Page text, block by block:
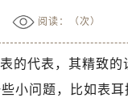
5室（需提前预约
楼8层805室（需提
座13层1304室（需
阅读：（次）
的代表，其精致
小问题，比如表